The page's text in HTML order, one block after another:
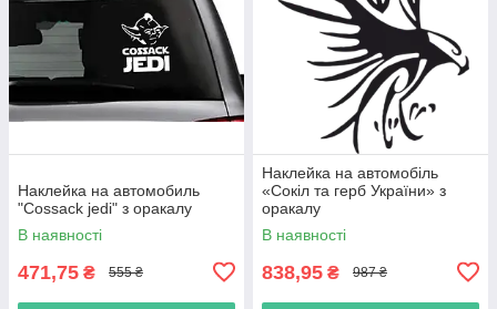
Наклейка на автомобиль
"Cossack jedi" з оракалу
В наявності
471,75 ₴ 555 ₴
Наклейка на автомобіль
«Сокіл та герб України» з
оракалу
В наявності
838,95 ₴ 987 ₴